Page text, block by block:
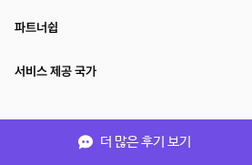
더 많은 후기 보기
파트너쉽
서비스 제공 국가
(주)NSPACE 사업자정보